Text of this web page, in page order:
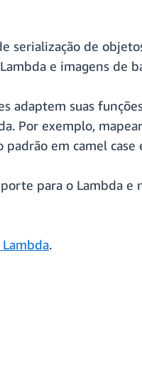
serialização de
e imagens de
suas
Por exemplo,
em camel case
para o Lambda e
.